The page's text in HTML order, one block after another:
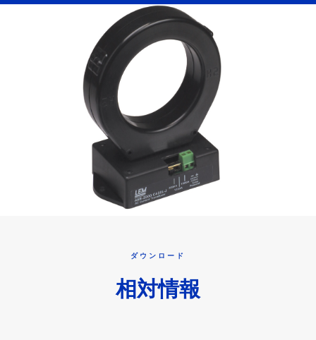
ダウンロード
相対情報